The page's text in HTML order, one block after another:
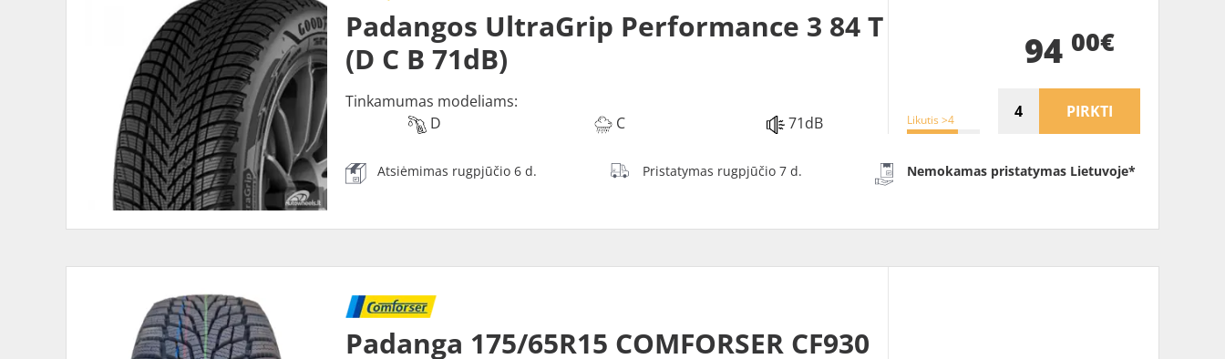
Padangos UltraGrip Performance 3 84 T
(D C B 71dB)
Tinkamumas modeliams:
D
C 71dB Likutis >4
94 00€
PIRKTI
Atsiėmimas rugpjūčio 6 d. Pristatymas rugpjūčio 7 d. Nemokamas pristatymas Lietuvoje*
Padanga 175/65R15 COMFORSER CF930